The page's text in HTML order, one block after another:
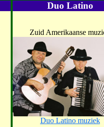
Duo Latino
Zuid Amerikaanse
Duo Latino muziek